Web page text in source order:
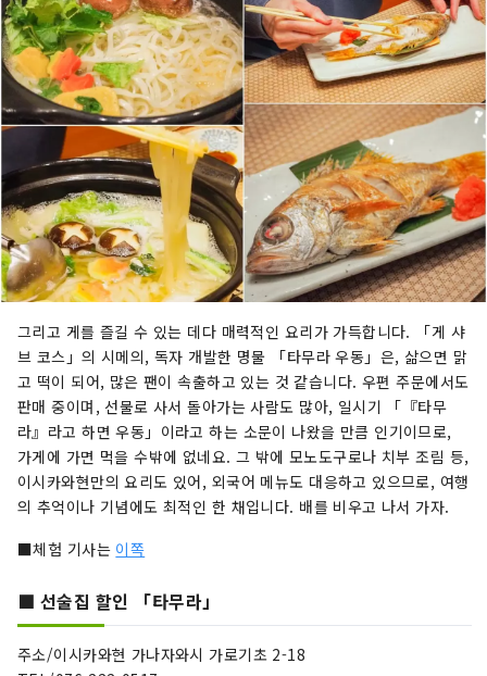
그리고 게를 즐길 수 있는 데다 매력적인 요리가 가득합니다. 「게 샤
브 코스」의 시메의, 독자 개발한 명물 「타무라 우동」은, 삶으면 맑
고 떡이 되어, 많은 팬이 속출하고 있는 것 같습니다. 우편 주문에서도
판매 중이며, 선물로 사서 돌아가는 사람도 많아, 일시기 「『타무
라』라고 하면 우동」이라고 하는 소문이 나왔을 만큼 인기이므로,
가게에 가면 먹을 수밖에 없네요. 그 밖에 모노도구로나 치부 조림 등,
이시카와현만의 요리도 있어, 외국어 메뉴도 대응하고 있으므로, 여행
의 추억이나 기념에도 최적인 한 채입니다. 배를 비우고 나서 가자.
■체험 기사는 이쪽
■ 선술집 할인 「타무라」
주소/이시카와현 가나자와시 가로기초 2-18